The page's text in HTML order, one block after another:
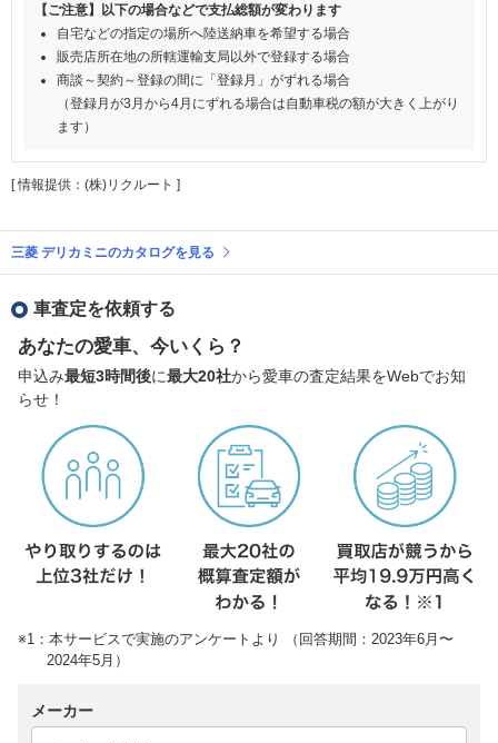
【ご注意】以下の場合などで支払総額が変わります
自宅などの指定の場所へ陸送納車を希望する場合
販売店所在地の所轄運輸支局以外で登録する場合
商談～契約～登録の間に「登録月」がずれる場合
（登録月が3月から4月にずれる場合は自動車税の額が大きく上がり
ます）
[ 情報提供：(株)リクルート ]
三菱 デリカミニのカタログを見る
車査定を依頼する
あなたの愛車、今いくら？
申込み最短3時間後に最大20社から愛車の査定結果をWebでお知
らせ！
※1：本サービスで実施のアンケートより （回答期間：2023年6月〜
2024年5月）
メーカー